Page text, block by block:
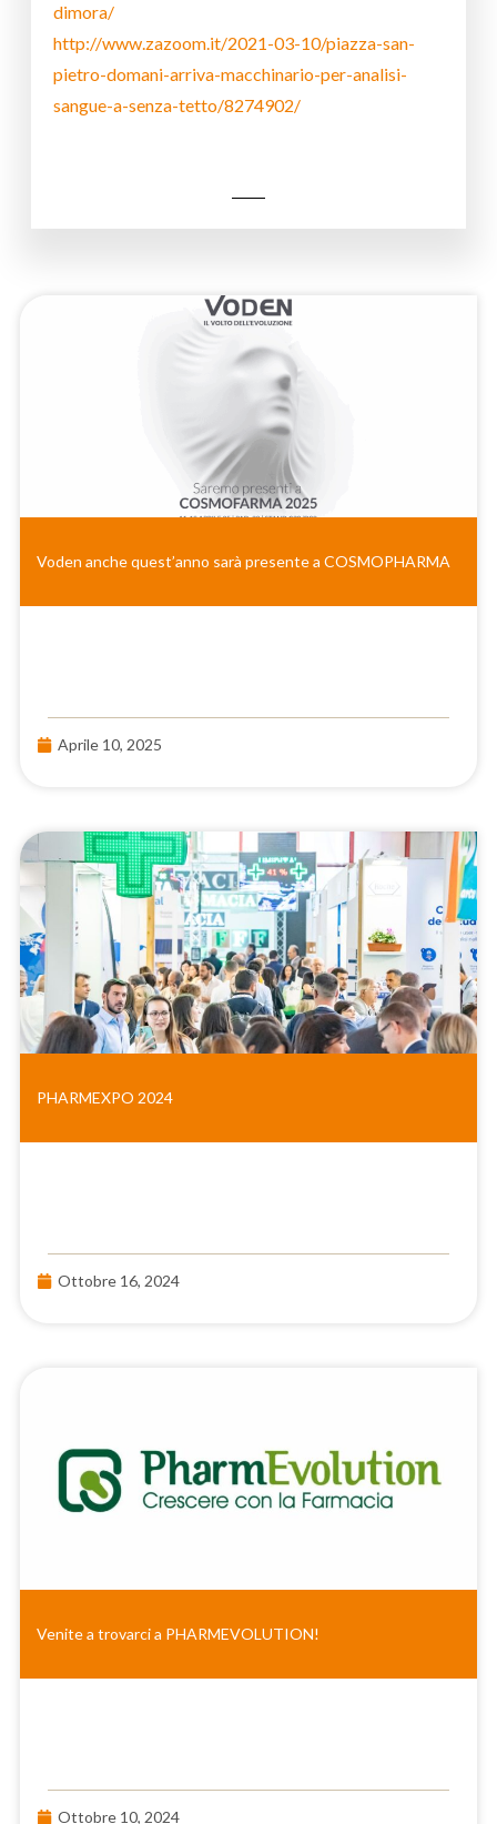
dimora/
http://www.zazoom.it/2021-03-10/piazza-san-
pietro-domani-arriva-macchinario-per-analisi-
sangue-a-senza-tetto/8274902/
Voden anche quest’anno sarà presente a COSMOPHARMA
Aprile 10, 2025
PHARMEXPO 2024
Ottobre 16, 2024
Venite a trovarci a PHARMEVOLUTION!
Ottobre 10, 2024